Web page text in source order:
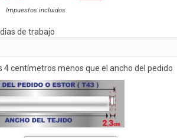
Impuestos incluidos
dias de trabajo
4 centímetros menos que el ancho del pedido